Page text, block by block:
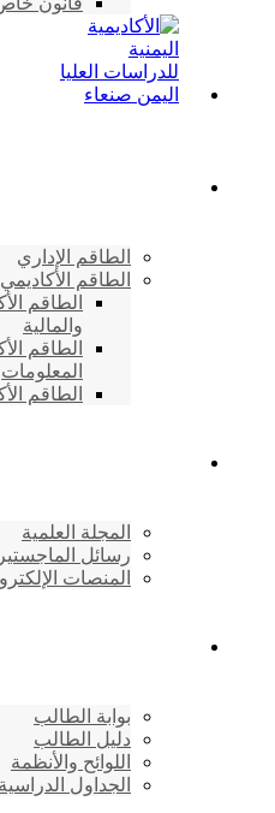
الطاقم الإداري
الطاقم الأكاديمي
الطاقم
والمالية
الطاقم
المعلومات
الطاقم
المجلة العلمية
رسائل الماجستير
المنصات
بوابة الطالب
دليل الطالب
اللوائح والأنظمة
الجداول الدراسية